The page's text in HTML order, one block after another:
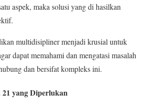
aspek, maka solusi yang di hasilkan
multidisipliner menjadi krusial untuk
dapat memahami dan mengatasi masalah
dan bersifat kompleks ini.
yang Diperlukan